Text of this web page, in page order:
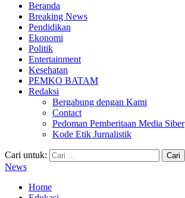
Beranda
Breaking News
Pendidikan
Ekonomi
Politik
Entertainment
Kesehatan
PEMKO BATAM
Redaksi
Bergabung dengan Kami
Contact
Pedoman Pemberitaan Media Siber
Kode Etik Jurnalistik
Cari untuk:
News
Home